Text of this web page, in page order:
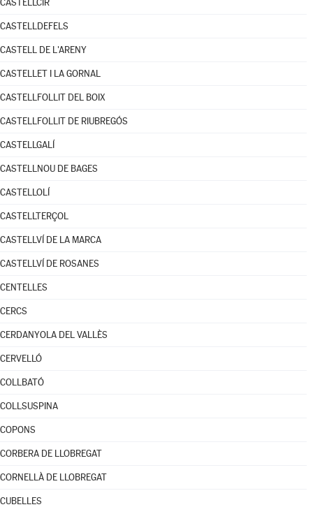
CASTELLCIR
CASTELLDEFELS
CASTELL DE L'ARENY
CASTELLET I LA GORNAL
CASTELLFOLLIT DEL BOIX
CASTELLFOLLIT DE RIUBREGÓS
CASTELLGALÍ
CASTELLNOU DE BAGES
CASTELLOLÍ
CASTELLTERÇOL
CASTELLVÍ DE LA MARCA
CASTELLVÍ DE ROSANES
CENTELLES
CERCS
CERDANYOLA DEL VALLÈS
CERVELLÓ
COLLBATÓ
COLLSUSPINA
COPONS
CORBERA DE LLOBREGAT
CORNELLÀ DE LLOBREGAT
CUBELLES